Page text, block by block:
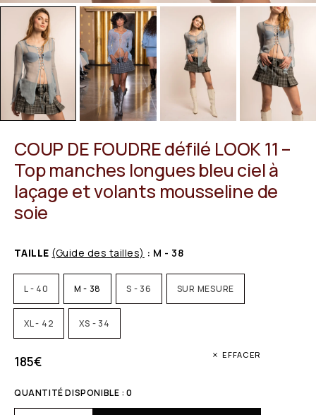
COUP DE FOUDRE défilé LOOK 11 –
Top manches longues bleu ciel à
laçage et volants mousseline de
soie
TAILLE (Guide des tailles) : M - 38
L - 40 M - 38 S - 36 SUR MESURE
XL - 42 XS - 34
EFFACER
185€
QUANTITÉ DISPONIBLE : 0